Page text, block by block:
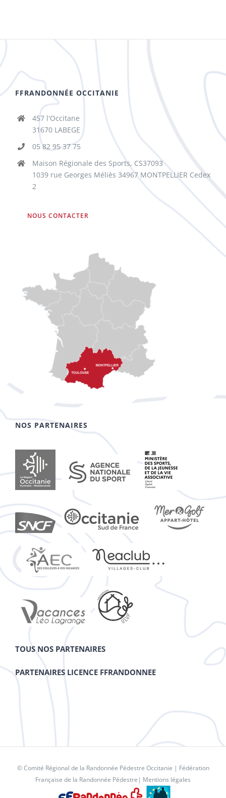
FFRANDONNÉE OCCITANIE
457 l'Occitane
31670 LABEGE
05 82 95 37 75
Maison Régionale des Sports, CS37093
1039 rue Georges Méliès 34967 MONTPELLIER Cedex
2
NOUS CONTACTER
NOS PARTENAIRES
TOUS NOS PARTENAIRES
PARTENAIRES LICENCE FFRANDONNEE
© Comité Régional de la Randonnée Pédestre Occitanie | Fédération
Française de la Randonnée Pédestre | Mentions légales